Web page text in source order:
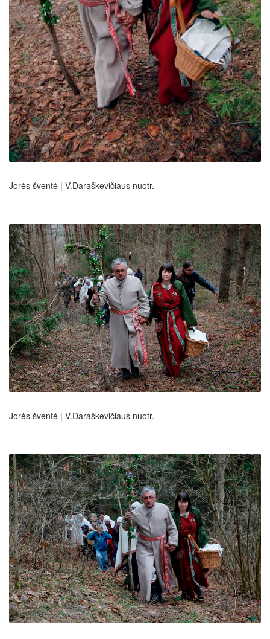
Jorės šventė | V.Daraškevičiaus nuotr.
Jorės šventė | V.Daraškevičiaus nuotr.